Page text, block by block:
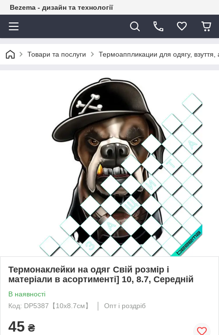
Bezema - дизайн та технології
Товари та послуги Термоаппликации для одягу, взуття,
Термонаклейки на одяг Свій розмір і
матеріали в асортименті] 10, 8.7, Середній
В наявності
Код: DP5387【10x8.7см】
Опт і роздріб
45 ₴